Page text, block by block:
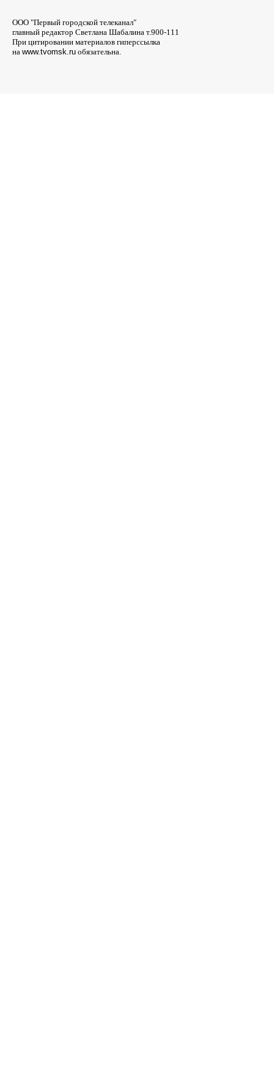
ООО "Первый городской телеканал"
главный редактор Светлана Шабалина т.900-111
При цитировании материалов гиперссылка
на www.tvomsk.ru обязательна.